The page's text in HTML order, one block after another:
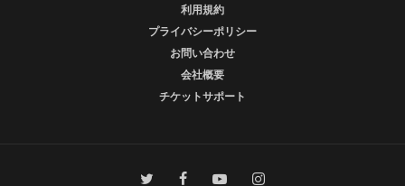
利用規約
プライバシーポリシー
お問い合わせ
会社概要
チケットサポート